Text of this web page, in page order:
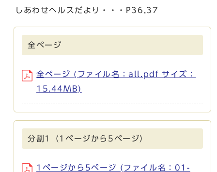
しあわせヘルスだより・・・P36,37
全ページ
全ページ (ファイル名：all.pdf サイズ：
15.44MB)
分割1（1ページから5ページ）
1ページから5ページ (ファイル名：01-